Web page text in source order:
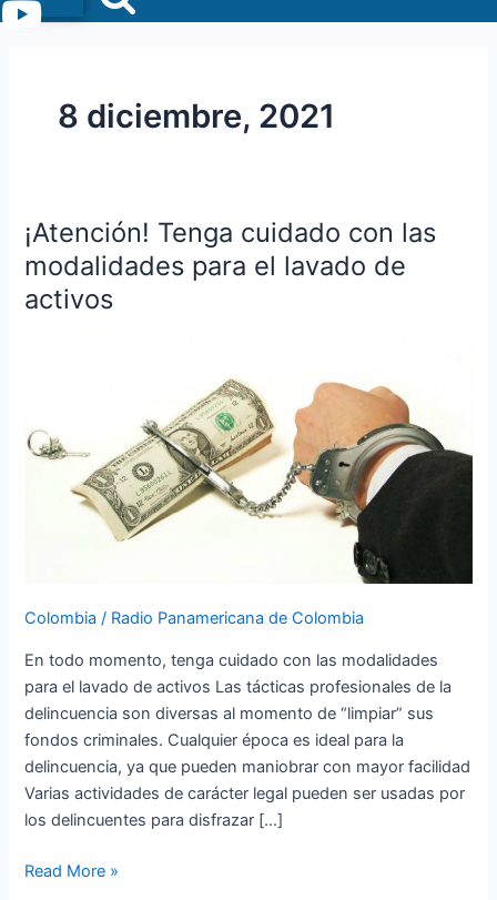
Menu
8 diciembre, 2021
¡Atención! Tenga cuidado con las
modalidades para el lavado de
activos
Colombia / Radio Panamericana de Colombia
En todo momento, tenga cuidado con las modalidades
para el lavado de activos Las tácticas profesionales de la
delincuencia son diversas al momento de “limpiar” sus
fondos criminales. Cualquier época es ideal para la
delincuencia, ya que pueden maniobrar con mayor facilidad
Varias actividades de carácter legal pueden ser usadas por
los delincuentes para disfrazar […]
¡Atención!
cuidado
con
lavado
activos
Read More »